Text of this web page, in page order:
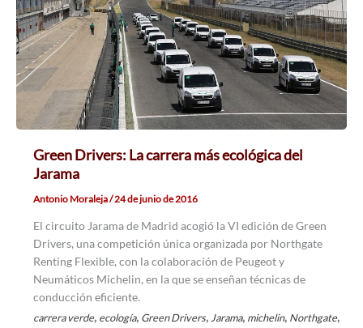
Green Drivers: La carrera más ecológica del
Jarama
Antonio Moraleja/24 de junio de 2016
El circuito Jarama de Madrid acogió la VI edición de Green
Drivers, una competición única organizada por Northgate
Renting Flexible, con la colaboración de Peugeot y
Neumáticos Michelin, en la que se enseñan técnicas de
conducción eficiente.
carrera verde, ecología, Green Drivers,Jarama, michelin, Northgate,